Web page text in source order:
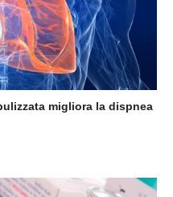
migliora la dispnea